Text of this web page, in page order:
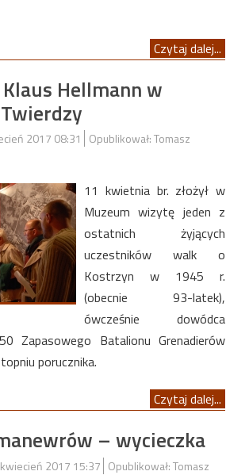
Czytaj dalej...
Hellmann w
2017 08:31
Opublikował: Tomasz
11 kwietnia br. złożył w
Muzeum wizytę jeden z
ostatnich żyjących
uczestników walk o
Kostrzyn w 1945 r.
(obecnie 93-latek),
ówcześnie dowódca
Zapasowego Batalionu Grenadierów
porucznika.
Czytaj dalej...
– wycieczka
2017 15:37 Opublikował: Tomasz